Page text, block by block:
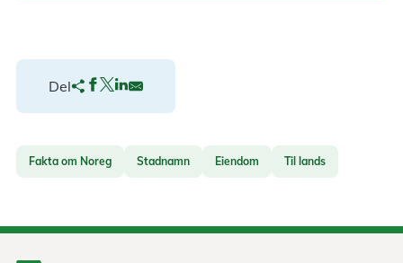
Del
Fakta om Noreg Stadnamn Eiendom Til lands